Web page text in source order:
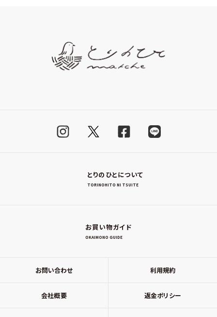
とりのひとについて
TORINOHITO NI TSUITE
お買い物ガイド
OKAIMONO GUIDE
お問い合わせ 利用規約
会社概要 返金ポリシー